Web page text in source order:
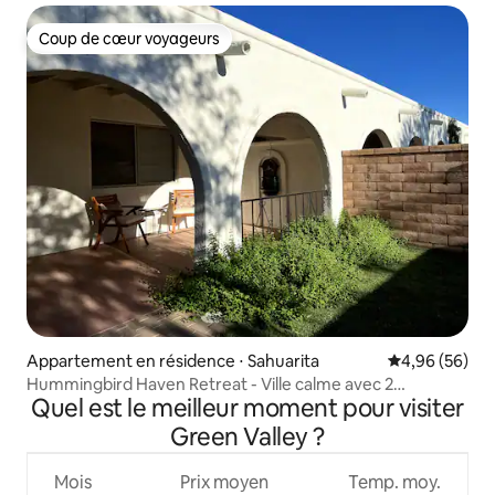
Coup de cœur voyageurs
Coup de cœur voyageurs
Appartement en résidence ⋅ Sahuarita Évaluation
4,96 (56)
Hummingbird Haven Retreat - Ville calme avec 2
chambres
Quel est le meilleur moment pour visiter
Green Valley ?
Mois Prix moyen Temp. moy.